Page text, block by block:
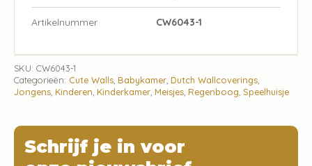
Artikelnummer CW6043-1
SKU: CW6043-1
Categorieën: Cute Walls Babykamer Dutch Wallcoverings
Jongens Kinderen Kinderkamer Meisjes Regenboog Speelhuisje
Schrijf je in voor